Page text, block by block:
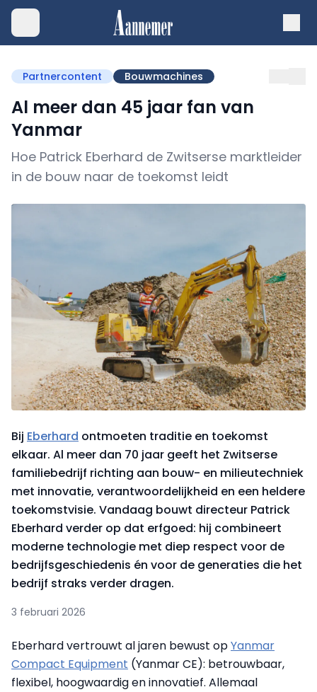
Partnercontent Bouwmachines
Al meer dan 45 jaar fan van
Yanmar
Hoe Patrick Eberhard de Zwitserse marktleider
in de bouw naar de toekomst leidt
Bij Eberhard ontmoeten traditie en toekomst
elkaar. Al meer dan 70 jaar geeft het Zwitserse
familiebedrijf richting aan bouw- en milieutechniek
met innovatie, verantwoordelijkheid en een heldere
toekomstvisie. Vandaag bouwt directeur Patrick
Eberhard verder op dat erfgoed: hij combineert
moderne technologie met diep respect voor de
bedrijfsgeschiedenis én voor de generaties die het
bedrijf straks verder dragen.
3 februari 2026
Eberhard vertrouwt al jaren bewust opYanmar
Compact Equipment (Yanmar CE): betrouwbaar,
flexibel, hoogwaardig en innovatief. Allemaal